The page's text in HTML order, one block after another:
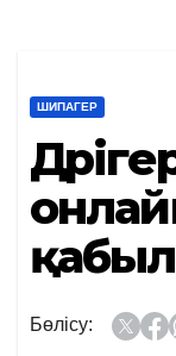
ШИПАГЕР
Бөлісу: